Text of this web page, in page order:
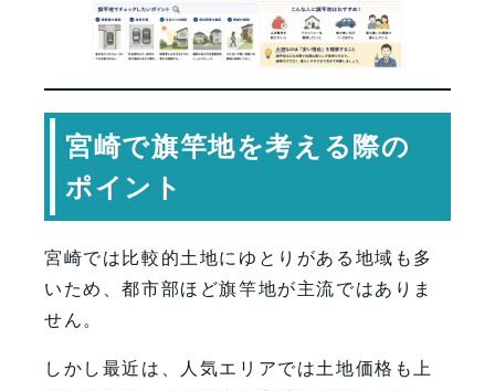
宮崎で旗竿地を考える際の
ポイント
宮崎では比較的土地にゆとりがある地域も多
いため、都市部ほど旗竿地が主流ではありま
せん。
しかし最近は、人気エリアでは土地価格も上